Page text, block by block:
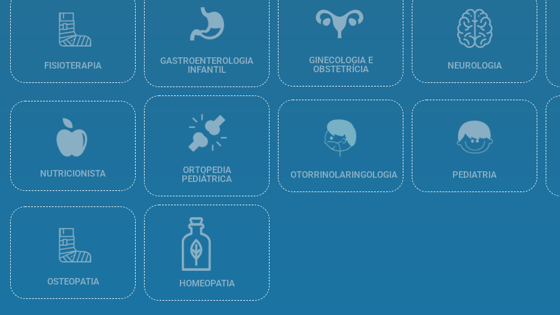
FISIOTERAPIA
GASTROENTEROLOGIA
INFANTIL
GINECOLOGIA E
OBSTETRÍCIA
NEUROLOGIA
NUTRICIONISTA
ORTOPEDIA
PEDIÁTRICA
OTORRINOLARINGOLOGIA PEDIATRIA
OSTEOPATIA HOMEOPATIA